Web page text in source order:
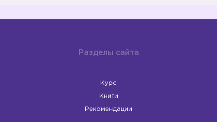
Разделы сайта
Курс
Книги
Рекомендации